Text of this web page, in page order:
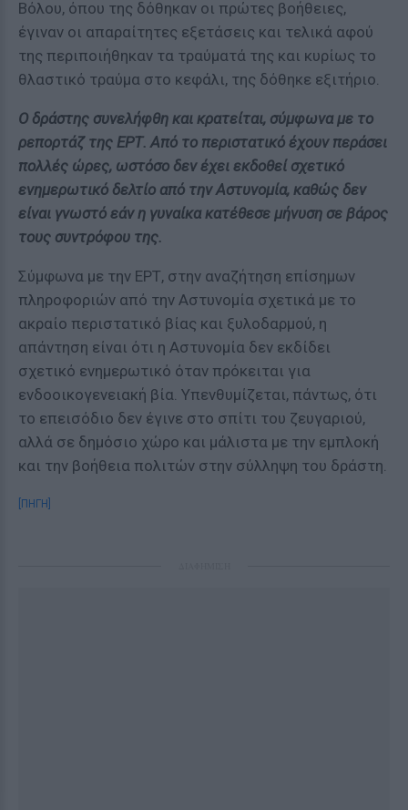
Βόλου, όπου της δόθηκαν οι πρώτες βοήθειες,
έγιναν οι απαραίτητες εξετάσεις και τελικά αφού
της περιποιήθηκαν τα τραύματά της και κυρίως το
θλαστικό τραύμα στο κεφάλι, της δόθηκε εξιτήριο.
Ο δράστης συνελήφθη και κρατείται, σύμφωνα με το
ρεπορτάζ της ΕΡΤ. Από το περιστατικό έχουν περάσει
πολλές ώρες, ωστόσο δεν έχει εκδοθεί σχετικό
ενημερωτικό δελτίο από την Αστυνομία, καθώς δεν
είναι γνωστό εάν η γυναίκα κατέθεσε μήνυση σε βάρος
τους συντρόφου της.
Σύμφωνα με την ΕΡΤ, στην αναζήτηση επίσημων
πληροφοριών από την Αστυνομία σχετικά με το
ακραίο περιστατικό βίας και ξυλοδαρμού, η
απάντηση είναι ότι η Αστυνομία δεν εκδίδει
σχετικό ενημερωτικό όταν πρόκειται για
ενδοοικογενειακή βία. Υπενθυμίζεται, πάντως, ότι
το επεισόδιο δεν έγινε στο σπίτι του ζευγαριού,
αλλά σε δημόσιο χώρο και μάλιστα με την εμπλοκή
και την βοήθεια πολιτών στην σύλληψη του δράστη.
[ΠΗΓΗ]